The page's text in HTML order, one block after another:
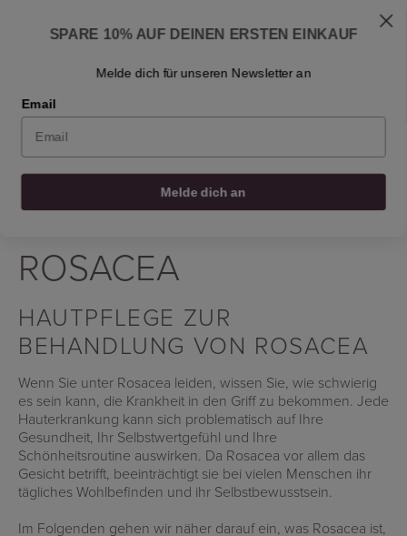
content
Fragen zur Hautpflege? Schreiben Sie uns an
info@osmosisbeautyscandinavia.com
0
0 0
0
ROSACEA
HAUTPFLEGE ZUR
BEHANDLUNG VON ROSACEA
Wenn Sie unter Rosacea leiden, wissen Sie, wie schwierig
es sein kann, die Krankheit in den Griff zu bekommen. Jede
Hauterkrankung kann sich problematisch auf Ihre
Gesundheit, Ihr Selbstwertgefühl und Ihre
Schönheitsroutine auswirken. Da Rosacea vor allem das
Gesicht betrifft, beeinträchtigt sie bei vielen Menschen ihr
tägliches Wohlbefinden und ihr Selbstbewusstsein.
Im Folgenden gehen wir näher darauf ein, was Rosacea ist,
SPARE 10% AUF DEINEN ERSTEN EINKAUF
Melde dich für unseren Newsletter an
Email
Melde dich an